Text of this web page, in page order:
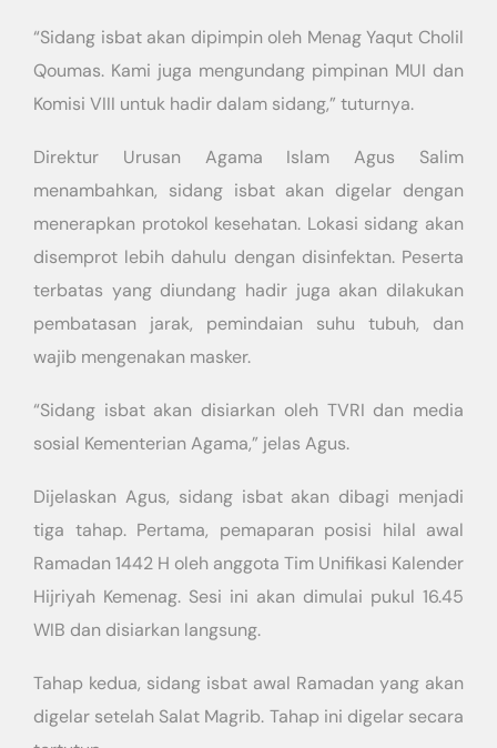
“Sidang isbat akan dipimpin oleh Menag Yaqut Cholil
Qoumas. Kami juga mengundang pimpinan MUI dan
Komisi VIII untuk hadir dalam sidang,” tuturnya.
Direktur Urusan Agama Islam Agus Salim
menambahkan, sidang isbat akan digelar dengan
menerapkan protokol kesehatan. Lokasi sidang akan
disemprot lebih dahulu dengan disinfektan. Peserta
terbatas yang diundang hadir juga akan dilakukan
pembatasan jarak, pemindaian suhu tubuh, dan
wajib mengenakan masker.
“Sidang isbat akan disiarkan oleh TVRI dan media
sosial Kementerian Agama,” jelas Agus.
Dijelaskan Agus, sidang isbat akan dibagi menjadi
tiga tahap. Pertama, pemaparan posisi hilal awal
Ramadan 1442 H oleh anggota Tim Unifikasi Kalender
Hijriyah Kemenag. Sesi ini akan dimulai pukul 16.45
WIB dan disiarkan langsung.
Tahap kedua, sidang isbat awal Ramadan yang akan
digelar setelah Salat Magrib. Tahap ini digelar secara